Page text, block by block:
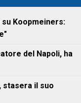
Koopmeiners:
del Napoli, ha
stasera il suo